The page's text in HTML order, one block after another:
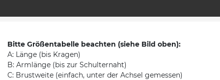
Bitte Größentabelle beachten (siehe Bild oben):
A: Länge (bis Kragen)
B: Armlänge (bis zur Schulternaht)
C: Brustweite (einfach, unter der Achsel gemessen)